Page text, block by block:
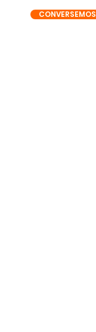
CONVERSEMOS